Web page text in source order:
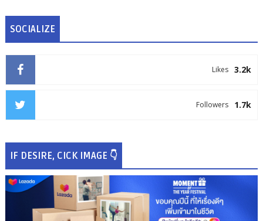
SOCIALIZE
3.2k
Likes
1.7k
Followers
IF DESIRE, CICK IMAGE 👇